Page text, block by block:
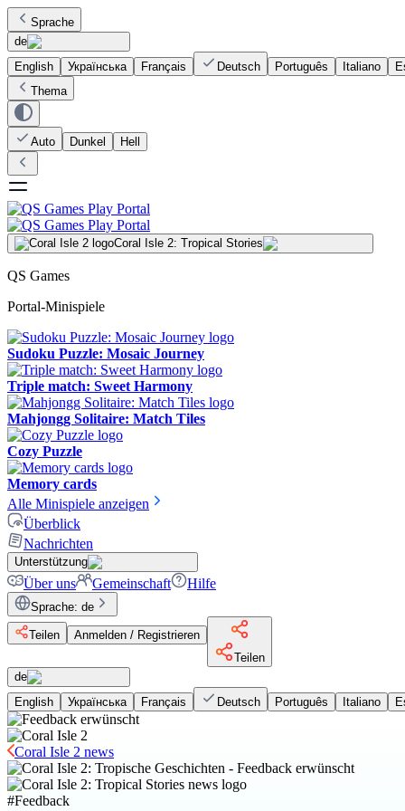
Sprache
de
English
Українська Français Deutsch Português Italiano
Thema
Auto Dunkel Hell
Coral Isle 2: Tropical Stories
QS Games
Portal-Minispiele
Sudoku Puzzle: Mosaic Journey
Triple match: Sweet Harmony
Mahjongg Solitaire: Match Tiles
Cozy Puzzle
Memory cards
Alle Minispiele anzeigen
Überblick
Nachrichten
Unterstützung
Über uns Gemeinschaft Hilfe
Sprache: de
Teilen
Anmelden / Registrieren
Teilen
de
English
Українська Français Deutsch Português Italiano
Coral Isle 2 news
#Feedback